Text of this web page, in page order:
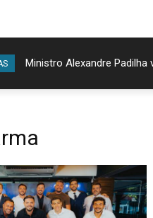
Ministro Alexandre Padilha